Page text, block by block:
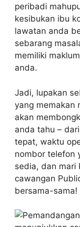
peribadi
kesibukan ibu
lawatan anda
sebarang
memiliki
anda.
Jadi, lupakan
yang memakan
akan
anda tahu –
tepat, waktu
nombor telefon
sedia, dan mari
cawangan
bersama-sama!